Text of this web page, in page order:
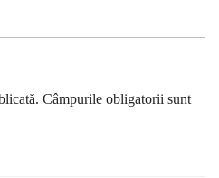
Câmpurile obligatorii sunt